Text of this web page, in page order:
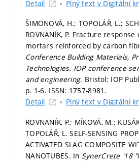
Detail
Plný text v Digitální
ŠIMONOVÁ, H.; TOPOLÁŘ, L.;
ROVNANÍK, P. Fracture
mortars reinforced by carbon
Conference Building Materials,
Technologies. IOP conference
and engineering. Bristol: IOP
p. 1-6. ISSN: 1757-8981.
Detail
Plný text v Digitální
ROVNANÍK, P.; MÍKOVÁ, M.;
TOPOLÁŘ, L. SELF-SENSING
ACTIVATED SLAG COMPOSITE
NANOTUBES. In SynerCrete '18